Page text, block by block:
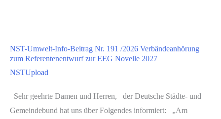
Nr.
2026
Verbandsbeteiligung
NST-Umwelt-Info-Beitrag Nr. 191 /2026 Verbändeanhörung
zum Referentenentwurf zur EEG Novelle 2027
NSTUpload
Sehr geehrte Damen und Herren, der Deutsche Städte- und
Gemeindebund hat uns über Folgendes informiert: „Am